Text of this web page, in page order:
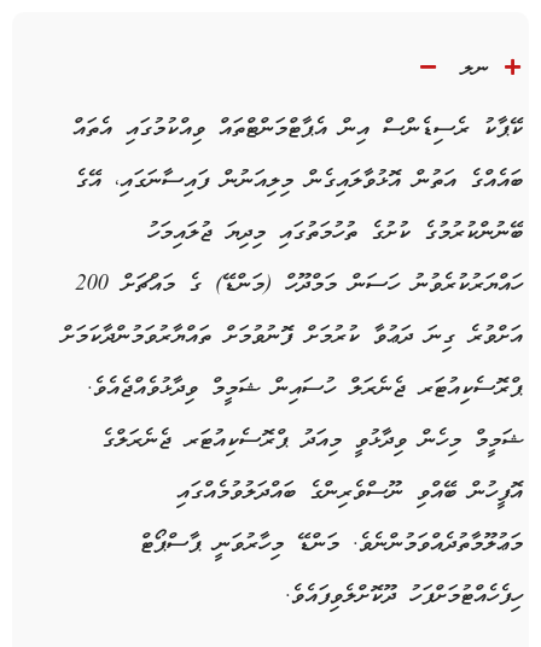
ނލ
ކޭޕާކު ރެސިޑެންސް އިން އެޕާޓްމަންޓްތައް ވިއްކުމުގައި އެތައް
ބައެއްގެ އަތުން އޮޅުވާލައިގެން މިލިއަނުން ފައިސާނަގައި، އޭގެ
ބޭނުންކުރުމުގެ ކުށުގެ ތުހުމަތުގައި މިދިޔަ ޖުލައިމަހު
ހައްޔަރުކުރެވުނު ހަސަން މަމްދޫހް (މަންޑޭ) ގެ މައްޗަށް 200
އަށްވުރެ ގިނަ ދަޢުވާ ކުރުމަށް ފޮނުވުމަށް ތައްޔާރުވަމުންދާކަމަށް
ޕްރޮސެކިއުޓަރ ޖެނެރަލް ހުސައިން ޝަމީމް ވިދާޅުވެއްޖެއެވެ.
ޝަމީމް މިހެން ވިދާޅުވީ މިއަދު ޕްރޮސެކިއުޓަރ ޖެނެރަލްގެ
އޮފީހުން ބޭއްވި ނޫސްވެރިންގެ ބައްދަލުވުމެއްގައި
މަޢުލޫމާތުދެއްވަމުންނެވެ. މަންޑޭ މިހާރުވަނީ ޕާސްޕޯޓް
ހިފެހެއްޓުމަށްފަހު ދޫކޮށްލެވިފައެވެ.